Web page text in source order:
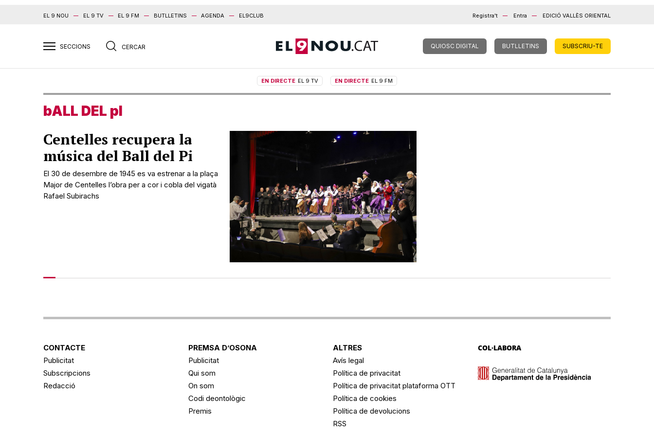
EL 9 NOU EL 9 TV EL 9 FM BUTLLETINS AGENDA EL9CLUB Registra't Entra EDICIÓ VALLÈS ORIENTAL
QUIOSC DIGITAL BUTLLETINS SUBSCRIU-TE
EN DIRECTE EL 9 TV EN DIRECTE EL 9 FM
bALL DEL pI
Centelles recupera la
música del Ball del Pi
El 30 de desembre de 1945 es va estrenar a la plaça
Major de Centelles l’obra per a cor i cobla del vigatà
Rafael Subirachs
CONTACTE
Publicitat
Subscripcions
Redacció
PREMSA D’OSONA
Publicitat
Qui som
On som
Codi deontològic
Premis
ALTRES
Avís legal
Política de privacitat
Política de privacitat plataforma OTT
Política de cookies
Política de devolucions
RSS
COL·LABORA